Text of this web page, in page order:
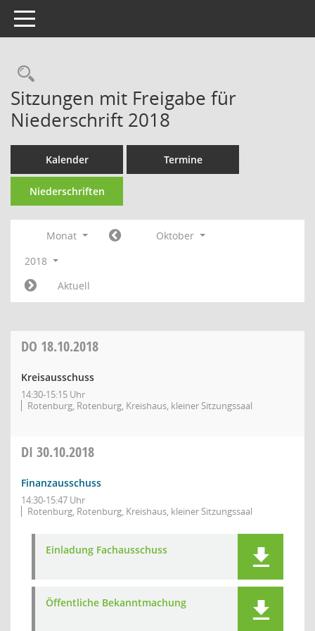
Toggle navigation
Rechercheauswahl
Sitzungen mit Freigabe für
Niederschrift 2018
Kalender Termine
Niederschriften
Monat
Oktober
2018
Aktuell
DO 18.10.2018
Kreisausschuss
14:30-15:15 Uhr
Rotenburg, Rotenburg, Kreishaus, kleiner Sitzungssaal
DI 30.10.2018
Finanzausschuss
14:30-15:47 Uhr
Rotenburg, Rotenburg, Kreishaus, kleiner Sitzungssaal
Einladung Fachausschuss
Öffentliche Bekanntmachung